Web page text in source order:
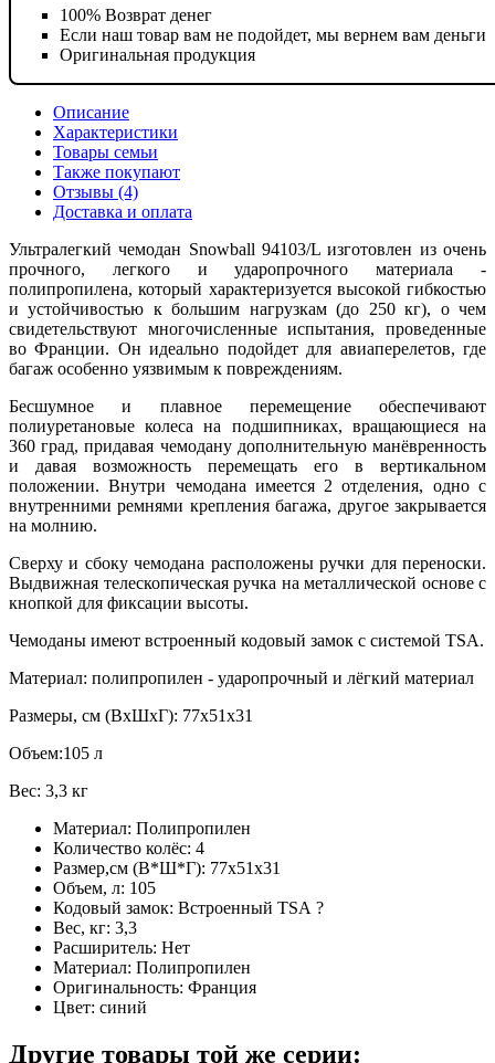
100% Возврат денег
Если наш товар вам не подойдет, мы вернем вам деньги
Оригинальная продукция
Описание
Характеристики
Товары семьи
Также покупают
Отзывы (4)
Доставка и оплата
Ультралегкий чемодан Snowball 94103/L изготовлен из очень
прочного, легкого и ударопрочного материала -
полипропилена, который характеризуется высокой гибкостью
и устойчивостью к большим нагрузкам (до 250 кг), о чем
свидетельствуют многочисленные испытания, проведенные
во Франции. Он идеально подойдет для авиаперелетов, где
багаж особенно уязвимым к повреждениям.
Бесшумное и плавное перемещение обеспечивают
полиуретановые колеса на подшипниках, вращающиеся на
360 град, придавая чемодану дополнительную манёвренность
и давая возможность перемещать его в вертикальном
положении. Внутри чемодана имеется 2 отделения, одно с
внутренними ремнями крепления багажа, другое закрывается
на молнию.
Сверху и сбоку чемодана расположены ручки для переноски.
Выдвижная телескопическая ручка на металлической основе с
кнопкой для фиксации высоты.
Чемоданы имеют встроенный кодовый замок с системой TSA.
Материал: полипропилен - ударопрочный и лёгкий материал
Размеры, см (ВхШхГ): 77х51х31
Объем:105 л
Вес: 3,3 кг
Материал: Полипропилен
Количество колёс: 4
Размер,см (В*Ш*Г): 77х51х31
Объем, л: 105
Кодовый замок: Встроенный TSA ?
Вес, кг: 3,3
Расширитель: Нет
Материал: Полипропилен
Оригинальность: Франция
Цвет: синий
Другие товары той же серии: